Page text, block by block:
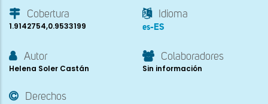
Cobertura
1.9142754,0.9533199
Idioma
es-ES
Autor
Helena Soler Castán
Colaboradores
Sin información
Derechos